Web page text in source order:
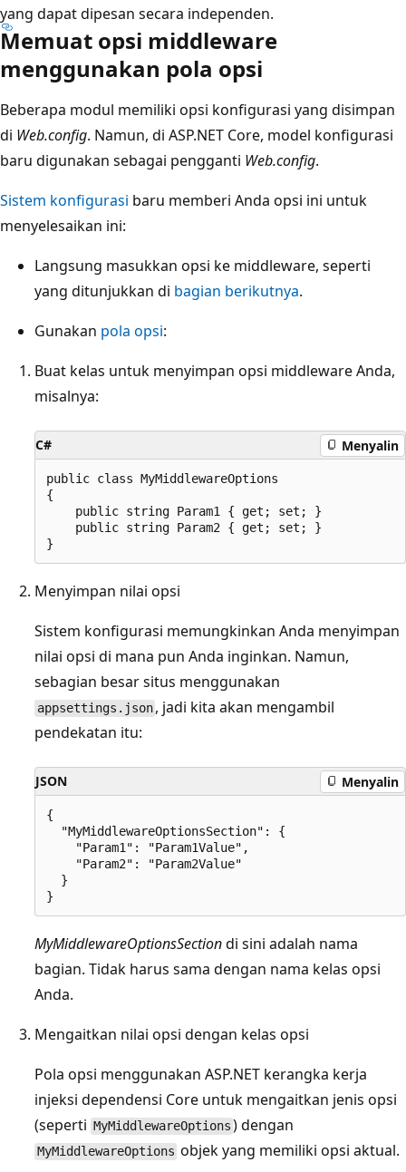
yang dapat dipesan secara independen.
Memuat opsi middleware
menggunakan pola opsi
Beberapa modul memiliki opsi konfigurasi yang disimpan
di Web.config. Namun, di ASP.NET Core, model konfigurasi
baru digunakan sebagai pengganti Web.config.
Sistem konfigurasi baru memberi Anda opsi ini untuk
menyelesaikan ini:
Langsung masukkan opsi ke middleware, seperti
yang ditunjukkan di bagian berikutnya.
Gunakan pola opsi:
Buat kelas untuk menyimpan opsi middleware Anda,
misalnya:
C# Menyalin
public class MyMiddlewareOptions
{
    public string Param1 { get; set; }
    public string Param2 { get; set; }
Menyimpan nilai opsi
Sistem konfigurasi memungkinkan Anda menyimpan
nilai opsi di mana pun Anda inginkan. Namun,
sebagian besar situs menggunakan
appsettings.json , jadi kita akan mengambil
pendekatan itu:
JSON Menyalin
{
  "MyMiddlewareOptionsSection": {
    "Param1": "Param1Value",
    "Param2": "Param2Value"
  }
MyMiddlewareOptionsSectiondi sini adalah nama
bagian. Tidak harus sama dengan nama kelas opsi
Anda.
Mengaitkan nilai opsi dengan kelas opsi
Pola opsi menggunakan ASP.NET kerangka kerja
injeksi dependensi Core untuk mengaitkan jenis opsi
(seperti MyMiddlewareOptions ) dengan
MyMiddlewareOptions objek yang memiliki opsi aktual.